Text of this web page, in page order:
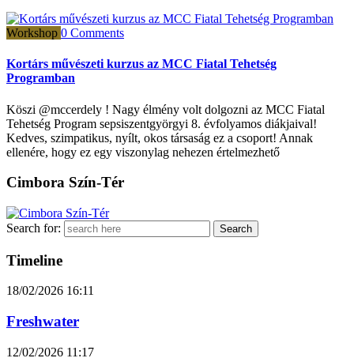
Workshop 0 Comments
Kortárs művészeti kurzus az MCC Fiatal Tehetség
Programban
Köszi @mccerdely ! Nagy élmény volt dolgozni az MCC Fiatal
Tehetség Program sepsiszentgyörgyi 8. évfolyamos diákjaival!
Kedves, szimpatikus, nyílt, okos társaság ez a csoport! Annak
ellenére, hogy ez egy viszonylag nehezen értelmezhető
Cimbora Szín-Tér
Search for:
Timeline
18/02/2026 16:11
Freshwater
12/02/2026 11:17